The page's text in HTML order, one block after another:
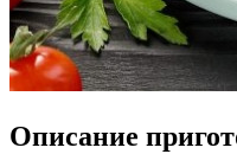
Описание